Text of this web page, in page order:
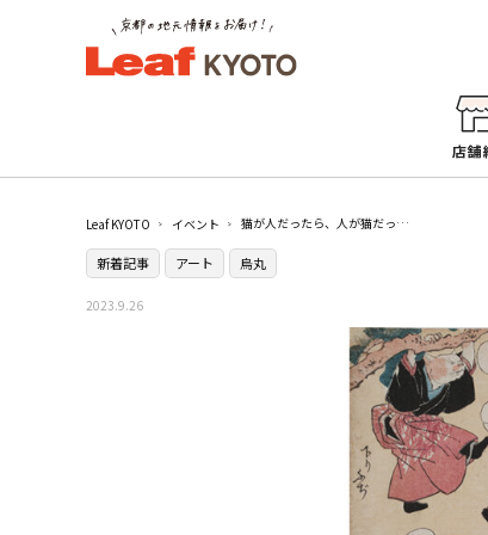
Leaf KYOTO イベント 猫が人だったら、人が猫だったら『もしも猫展』／京都文化博物館
新着記事 アート 烏丸
2023.9.26